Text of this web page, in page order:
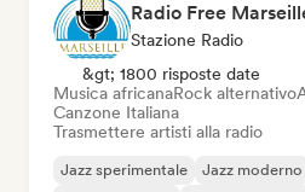
Radio Free
Stazione Radio
&gt; 1800 risposte date
Musica africanaRock alternativo
Canzone Italiana
Trasmettere artisti alla radio
Jazz sperimentale Jazz moderno